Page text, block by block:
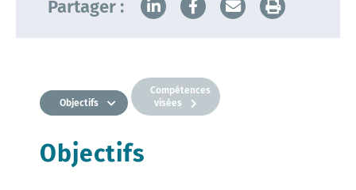
Partager :
Objectifs
Compétences
visées
Objectifs